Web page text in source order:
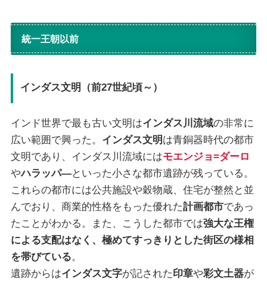
統一王朝以前
インダス文明（前27世紀頃～）
インド世界で最も古い文明はインダス川流域の非常に
広い範囲で興った。 インダス文明は青銅器時代の都市
文明であり、インダス川流域にはモエンジョ=ダーロ
やハラッパ―といった小さな都市遺跡が残っている。
これらの都市には公共施設や穀物蔵、住宅が整然と並
んでおり、商業的性格をもった優れた計画都市であっ
たことがわかる。また、こうした都市では強大な王権
による支配はなく、極めてすっきりとした街区の様相
を帯びている。
遺跡からはインダス文字が記された印章や彩文土器が